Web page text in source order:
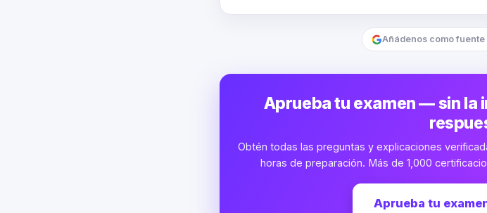
Añádenos como
Aprueba tu examen — sin la
Obtén todas las preguntas y explicaciones
horas de preparación. Más de 1,000
Aprueba tu